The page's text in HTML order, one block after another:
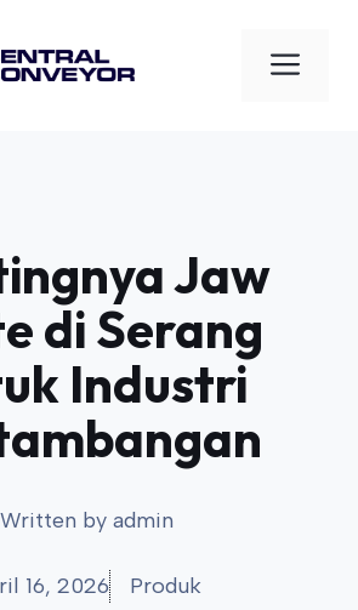
Jaw
di Serang
Industri
Written by admin
16, 2026 Produk